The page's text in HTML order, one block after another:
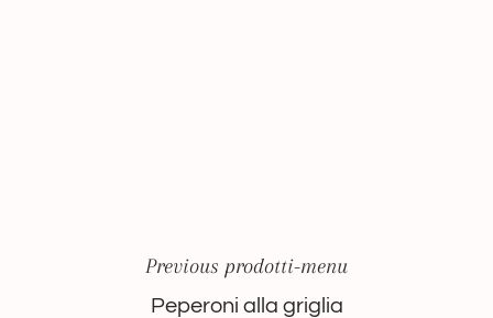
Previous prodotti-menu
Peperoni alla griglia